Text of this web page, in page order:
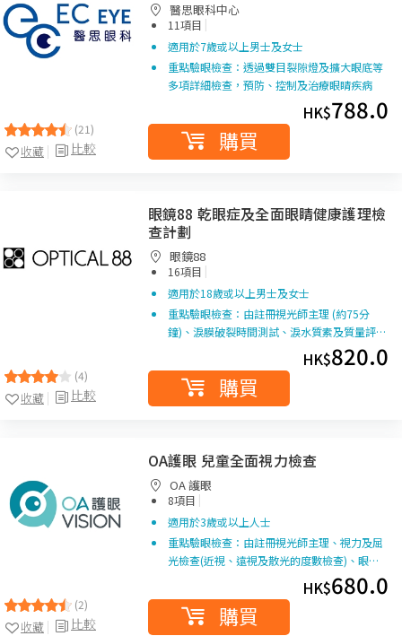
(21)
比較
收藏
醫思眼科中心
11項目 |
適用於7歲或以上男士及女士
重點驗眼檢查：透過雙目裂隙燈及擴大眼底等
多項詳細檢查，預防、控制及治療眼睛疾病
HK$788.0
購買
(4)
比較
收藏
眼鏡88 乾眼症及全面眼睛健康護理檢
查計劃
眼鏡88
16項目 |
適用於18歲或以上男士及女士
重點驗眼檢查：由註冊視光師主理 (約75分
鐘)、淚膜破裂時間測試、淚水質素及質量評…
HK$820.0
購買
(2)
比較
收藏
OA護眼 兒童全面視力檢查
OA 護眼
8項目 |
適用於3歲或以上人士
重點驗眼檢查：由註冊視光師主理、視力及屈
光檢查(近視、遠視及散光的度數檢查)、眼…
HK$680.0
購買